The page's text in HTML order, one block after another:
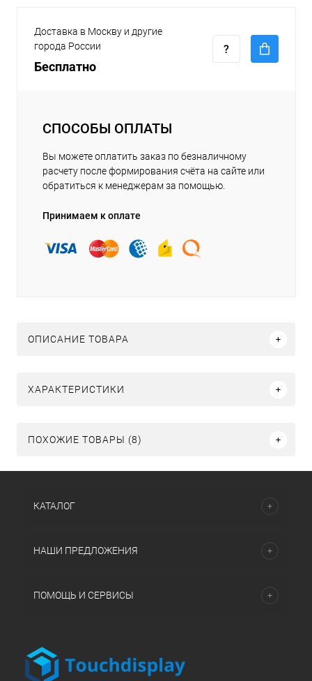
Доставка в Москву и другие
города России
Бесплатно
СПОСОБЫ ОПЛАТЫ
Вы можете оплатить заказ по безналичному
расчету после формирования счёта на сайте или
обратиться к менеджерам за помощью.
Принимаем к оплате
ОПИСАНИЕ ТОВАРА
ХАРАКТЕРИСТИКИ
ПОХОЖИЕ ТОВАРЫ (8)
КАТАЛОГ
НАШИ ПРЕДЛОЖЕНИЯ
ПОМОЩЬ И СЕРВИСЫ